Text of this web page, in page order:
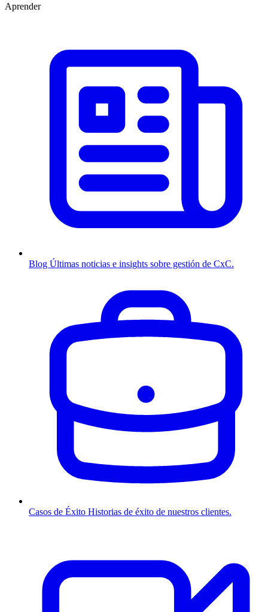
Aprender
Blog Últimas noticias e insights sobre gestión de CxC.
Casos de Éxito Historias de éxito de nuestros clientes.